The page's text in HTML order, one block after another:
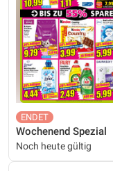
Wochenend Spezial
Noch heute gültig